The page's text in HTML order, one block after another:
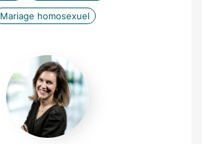
Mariage homosexuel
Flavie
Prévot